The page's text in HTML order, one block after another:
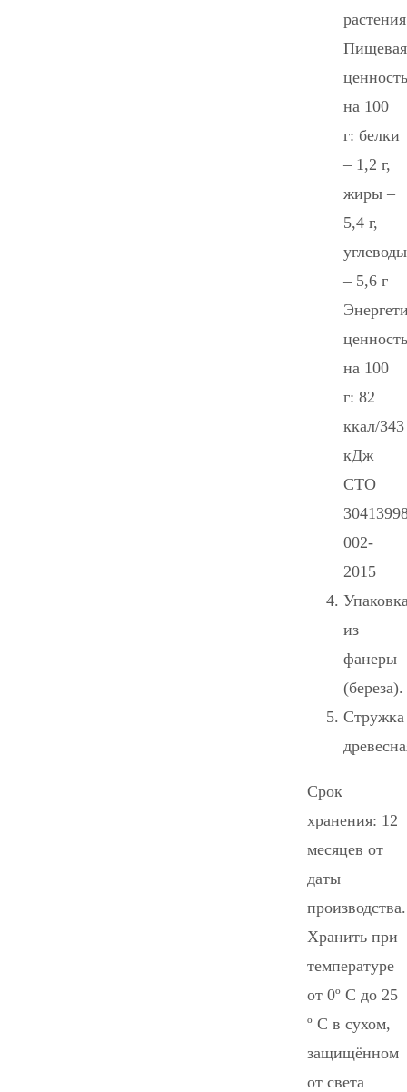
Пищевая
ценность
на 100
г: белки
– 1,2 г,
жиры –
5,4 г,
углеводы
– 5,6 г
ценность
на 100
г: 82
ккал/343
кДж
СТО
002-
2015
из
фанеры
(береза).
Стружка
Срок
хранения: 12
месяцев от
даты
производства.
Хранить при
температуре
от 0º С до 25
º С в сухом,
защищённом
от света